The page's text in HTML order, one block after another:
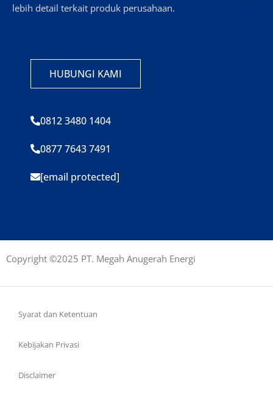
lebih detail terkait produk perusahaan.
HUBUNGI KAMI
0812 3480 1404
0877 7643 7491
[email protected]
Copyright ©2025 PT. Megah Anugerah Energi
Syarat dan Ketentuan
Kebijakan Privasi
Disclaimer